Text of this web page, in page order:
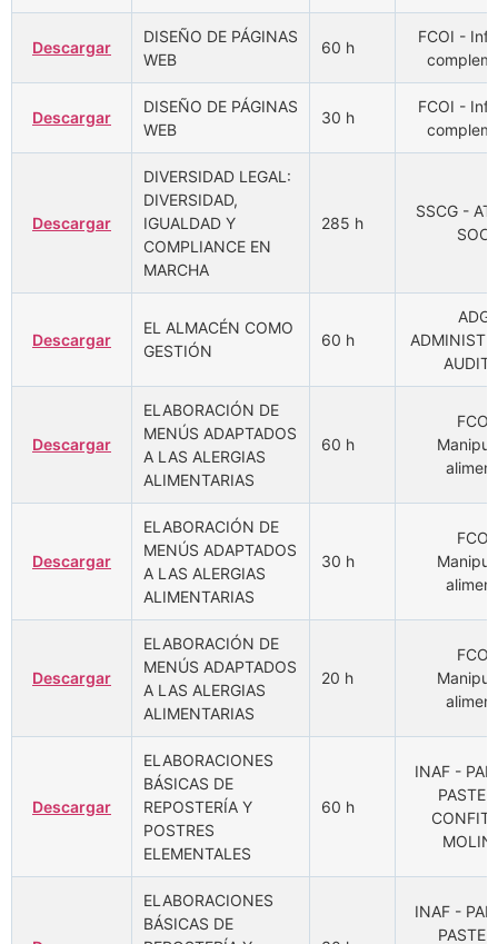
Descargar
DISEÑO DE PÁGINAS
WEB
60 h
FCOI -
Descargar
DISEÑO DE PÁGINAS
WEB
30 h
FCOI -
Descargar
DIVERSIDAD LEGAL:
DIVERSIDAD,
IGUALDAD Y
COMPLIANCE EN
MARCHA
285 h
SSCG -
Descargar
EL ALMACÉN COMO
GESTIÓN
60 h
Descargar
ELABORACIÓN DE
MENÚS ADAPTADOS
A LAS ALERGIAS
ALIMENTARIAS
60 h
Descargar
ELABORACIÓN DE
MENÚS ADAPTADOS
A LAS ALERGIAS
ALIMENTARIAS
30 h
Descargar
ELABORACIÓN DE
MENÚS ADAPTADOS
A LAS ALERGIAS
ALIMENTARIAS
20 h
Descargar
ELABORACIONES
BÁSICAS DE
REPOSTERÍA Y
POSTRES
ELEMENTALES
60 h
INAF -
ELABORACIONES
BÁSICAS DE
INAF -